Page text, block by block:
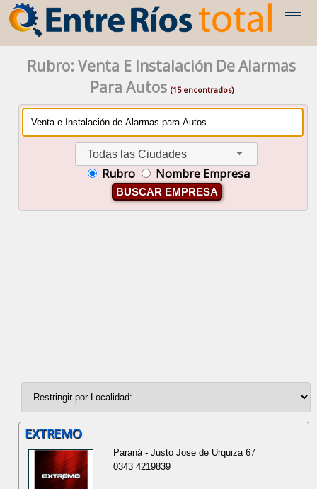
Rubro: Venta E Instalación De Alarmas
Para Autos (15 encontrados)
Todas las Ciudades
Rubro Nombre Empresa
BUSCAR EMPRESA
EXTREMO
Paraná - Justo Jose de Urquiza 67
0343 4219839